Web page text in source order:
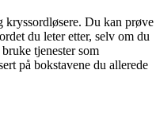
kryssordløsere. Du kan prøve
du leter etter, selv om du
tjenester som
på bokstavene du allerede